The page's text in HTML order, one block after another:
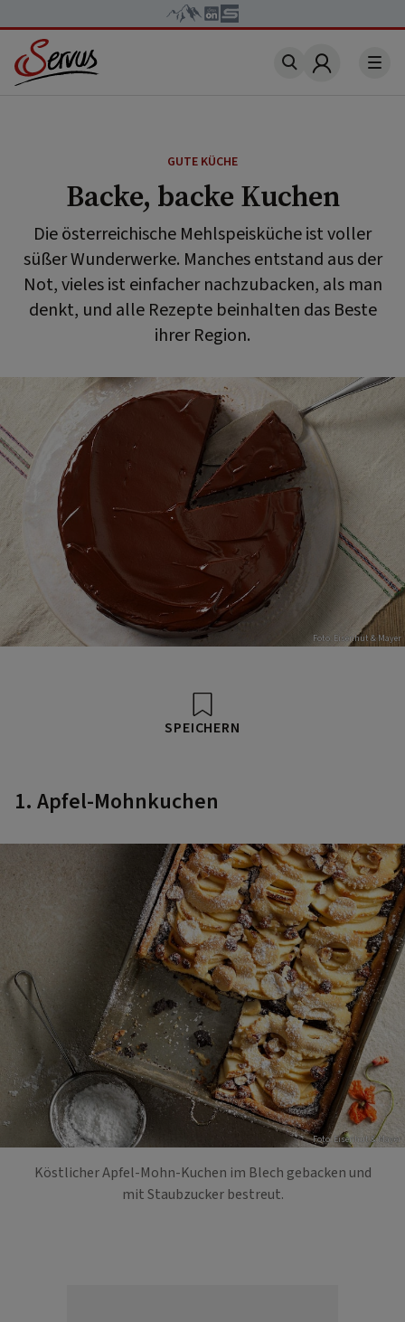
Account
GUTE KÜCHE
Backe, backe Kuchen
Die österreichische Mehlspeisküche ist voller
süßer Wunderwerke. Manches entstand aus der
Not, vieles ist einfacher nachzubacken, als man
denkt, und alle Rezepte beinhalten das Beste
ihrer Region.
Foto: Eisenhut & Mayer
SPEICHERN
1. Apfel-Mohnkuchen
Foto: Eisenhut & Mayer
Köstlicher Apfel-Mohn-Kuchen im Blech gebacken und
mit Staubzucker bestreut.